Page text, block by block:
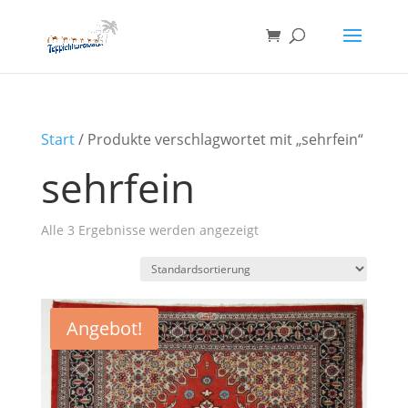
Start/ Produkte verschlagwortet mit „sehrfein“
sehrfein
Alle 3 Ergebnisse werden angezeigt
Angebot!